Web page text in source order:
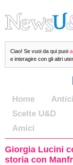
Ciao! Se vuoi da qui puoi
e interagire con gli altri
Home
Scelte U&D
Amici
Giorgia Lucini
storia con